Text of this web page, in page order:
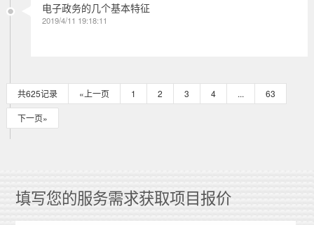
电子政务的几个基本特征
2019/4/11 19:18:11
共625记录 «上一页 1 2 3 4 ... 63
下一页»
填写您的服务需求获取项目报价